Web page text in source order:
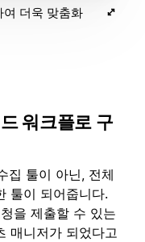
더욱 맞춤화
워크플로 구
집 툴이 아닌, 전체
툴이 되어줍니다.
을 제출할 수 있는
매니저가 되었다고